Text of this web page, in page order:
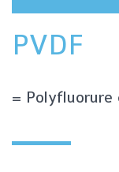
PVDF
= Polyfluorure